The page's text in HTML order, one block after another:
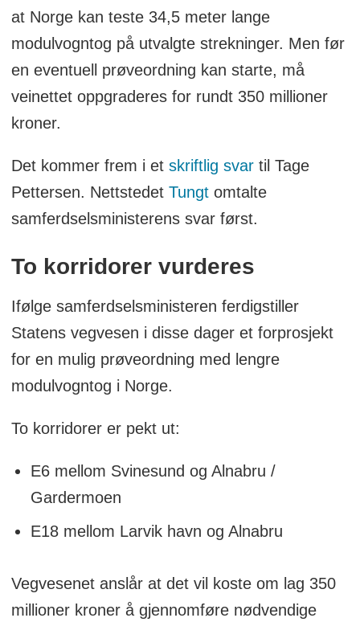
at Norge kan teste 34,5 meter lange
modulvogntog på utvalgte strekninger. Men før
en eventuell prøveordning kan starte, må
veinettet oppgraderes for rundt 350 millioner
kroner.
Det kommer frem i etskriftlig svartil Tage
Pettersen. Nettstedet Tungtomtalte
samferdselsministerens svar først.
To korridorer vurderes
Ifølge samferdselsministeren ferdigstiller
Statens vegvesen i disse dager et forprosjekt
for en mulig prøveordning med lengre
modulvogntog i Norge.
To korridorer er pekt ut:
E6 mellom Svinesund og Alnabru /
Gardermoen
E18 mellom Larvik havn og Alnabru
Vegvesenet anslår at det vil koste om lag 350
millioner kroner å gjennomføre nødvendige